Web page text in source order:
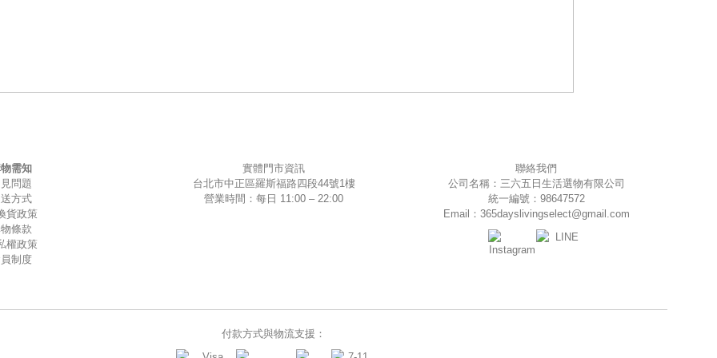
需知
問題
方式
貨政策
條款
權政策
制度
實體門市資訊
台北市中正區羅斯福路四段44號1樓
營業時間：每日 11:00 – 22:00
聯絡我們
公司名稱：三六五日生活選物有限公司
統一編號：98647572
Email：365dayslivingselect@gmail.com
付款方式與物流支援：